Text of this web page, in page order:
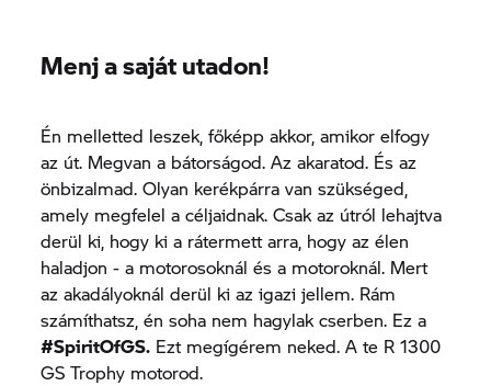
Menj a saját utadon!
Én melletted leszek, főképp akkor, amikor elfogy
az út. Megvan a bátorságod. Az akaratod. És az
önbizalmad. Olyan kerékpárra van szükséged,
amely megfelel a céljaidnak. Csak az útról lehajtva
derül ki, hogy ki a rátermett arra, hogy az élen
haladjon - a motorosoknál és a motoroknál. Mert
az akadályoknál derül ki az igazi jellem. Rám
számíthatsz, én soha nem hagylak cserben. Ez a
#SpiritOfGS. Ezt megígérem neked. A te R 1300
GS Trophy motorod.